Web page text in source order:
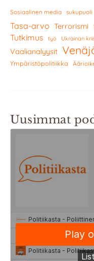
Sosiaalinen media sukupuoli
Tasa-arvo Terrorismi
Tutkimus työ Ukrainan
Vaalianalyysit
Ympäristöpolitiikka
Uusimmat